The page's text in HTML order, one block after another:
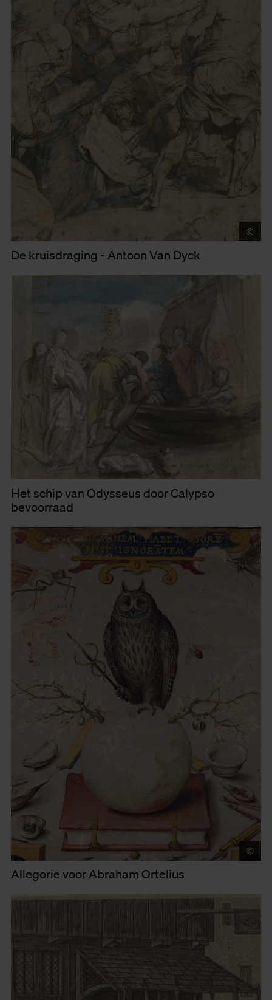
©
De kruisdraging - Antoon Van Dyck
Het schip van Odysseus door Calypso
bevoorraad
©
Allegorie voor Abraham Ortelius